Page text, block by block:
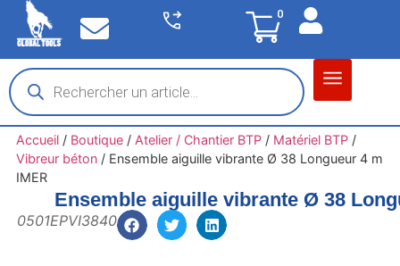
0
Accueil/ Boutique/ Atelier / Chantier BTP/ Matériel BTP/
Vibreur béton/ Ensemble aiguille vibrante Ø 38 Longueur 4 m
IMER
Ensemble aiguille vibrante Ø 38
0501EPVI3840